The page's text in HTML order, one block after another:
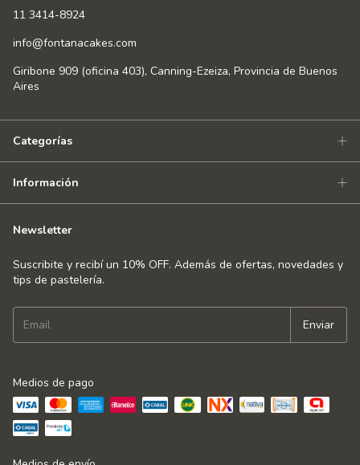
11 3414-8924
info@fontanacakes.com
Giribone 909 (oficina 403), Canning-Ezeiza, Provincia de Buenos
Aires
Categorías
Información
Newsletter
Suscribite y recibí un 10% OFF. Además de ofertas, novedades y
tips de pastelería.
Medios de pago